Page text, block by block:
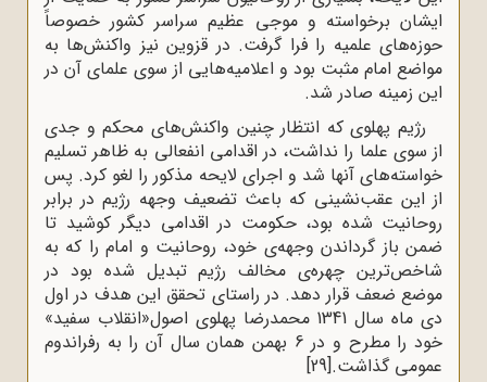
ایشان برخواسته و موجی عظیم سراسر کشور خصوصاً
حوزه‌های علمیه را فرا گرفت. در قزوین نیز واکنش‌ها به
مواضع امام مثبت بود و اعلامیه‌هایی از سوی علمای آن در
این زمینه صادر شد.
رژیم پهلوی که انتظار چنین واکنش‌های محکم و جدی
از سوی علما را نداشت، در اقدامی انفعالی به ظاهر تسلیم
خواسته‌های آنها شد و اجرای لایحه مذکور را لغو کرد. پس
از این عقب‌نشینی که باعث تضعیف وجهه رژیم در برابر
روحانیت شده بود، حکومت در اقدامی دیگر کوشید تا
ضمن باز گرداندن وجهه‌ی خود، روحانیت و امام را که به
شاخص‌ترین چهره‌ی مخالف رژیم تبدیل شده بود در
موضع ضعف قرار دهد. در راستای تحقق این هدف در اول
دی ماه سال 1341 محمدرضا پهلوی اصول«انقلاب سفید»
خود را مطرح و در 6 بهمن همان سال آن را به رفراندوم
عمومی گذاشت.[29]